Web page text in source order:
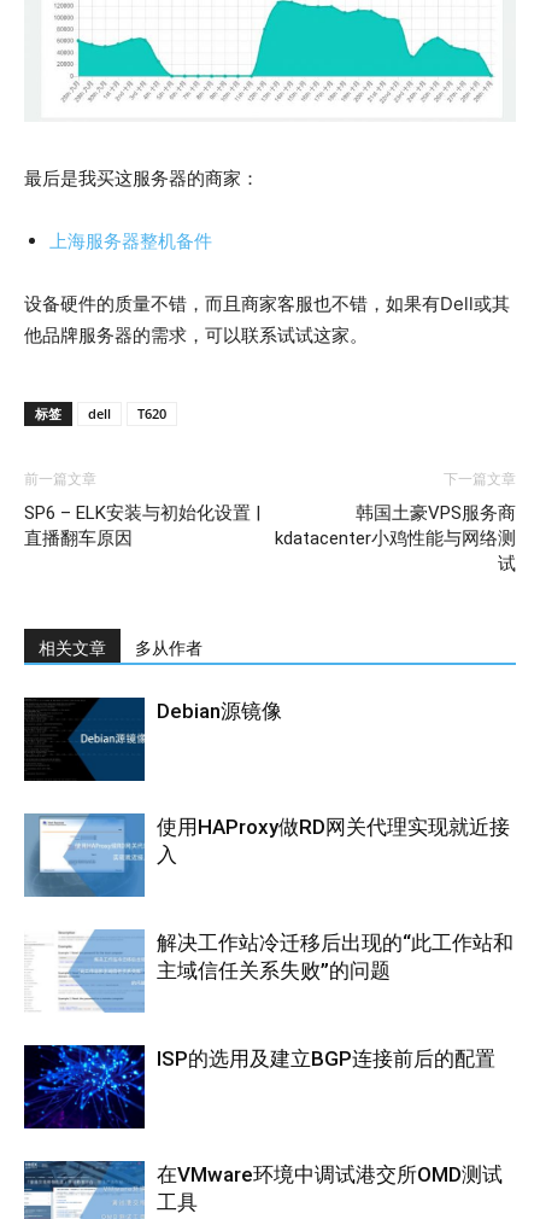
最后是我买这服务器的商家：
上海服务器整机备件
设备硬件的质量不错，而且商家客服也不错，如果有Dell或其
他品牌服务器的需求，可以联系试试这家。
标签 dell T620
前一篇文章
SP6 – ELK安装与初始化设置 |
直播翻车原因
下一篇文章
韩国土豪VPS服务商
kdatacenter小鸡性能与网络测
试
相关文章 多从作者
Debian源镜像
使用HAProxy做RD网关代理实现就近接
入
解决工作站冷迁移后出现的“此工作站和
主域信任关系失败”的问题
ISP的选用及建立BGP连接前后的配置
在VMware环境中调试港交所OMD测试
工具